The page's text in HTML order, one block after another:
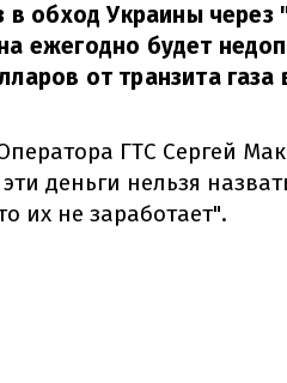
в обход Украины через
ежегодно будет
от транзита
ГТС Сергей
деньги нельзя
их не заработает".